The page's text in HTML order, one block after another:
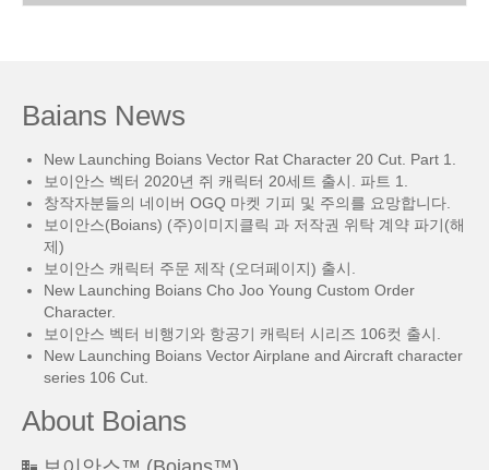
Baians News
New Launching Boians Vector Rat Character 20 Cut. Part 1.
보이안스 벡터 2020년 쥐 캐릭터 20세트 출시. 파트 1.
창작자분들의 네이버 OGQ 마켓 기피 및 주의를 요망합니다.
보이안스(Boians) (주)이미지클릭 과 저작권 위탁 계약 파기(해
제)
보이안스 캐릭터 주문 제작 (오더페이지) 출시.
New Launching Boians Cho Joo Young Custom Order
Character.
보이안스 벡터 비행기와 항공기 캐릭터 시리즈 106컷 출시.
New Launching Boians Vector Airplane and Aircraft character
series 106 Cut.
About Boians